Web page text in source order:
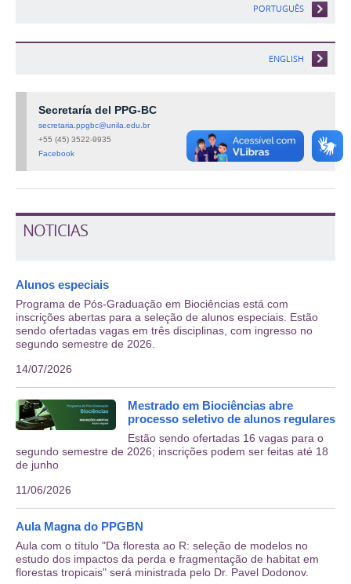
PORTUGUÊS
ENGLISH
Secretaría del PPG-BC
secretaria.ppgbc@unila.edu.br
+55 (45) 3522-9935
Facebook
NOTICIAS
Alunos especiais
Programa de Pós-Graduação em Biociências está com
inscrições abertas para a seleção de alunos especiais. Estão
sendo ofertadas vagas em três disciplinas, com ingresso no
segundo semestre de 2026.
14/07/2026
Mestrado em Biociências abre
processo seletivo de alunos regulares
Estão sendo ofertadas 16 vagas para o
segundo semestre de 2026; inscrições podem ser feitas até 18
de junho
11/06/2026
Aula Magna do PPGBN
Aula com o título "Da floresta ao R: seleção de modelos no
estudo dos impactos da perda e fragmentação de habitat em
florestas tropicais" será ministrada pelo Dr. Pavel Dodonov.